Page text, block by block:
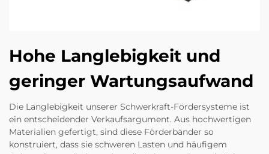
Hohe Langlebigkeit und
geringer Wartungsaufwand
Die Langlebigkeit unserer Schwerkraft-Fördersysteme ist
ein entscheidender Verkaufsargument. Aus hochwertigen
Materialien gefertigt, sind diese Förderbänder so
konstruiert, dass sie schweren Lasten und häufigem